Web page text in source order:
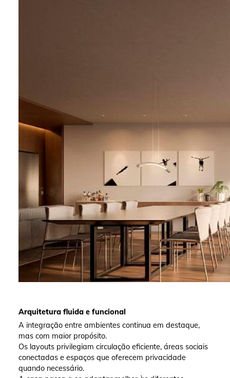
Arquitetura fluida e funcional
A integração entre ambientes continua em destaque,
mas com maior propósito.
Os layouts privilegiam circulação eficiente, áreas sociais
conectadas e espaços que oferecem privacidade
quando necessário.